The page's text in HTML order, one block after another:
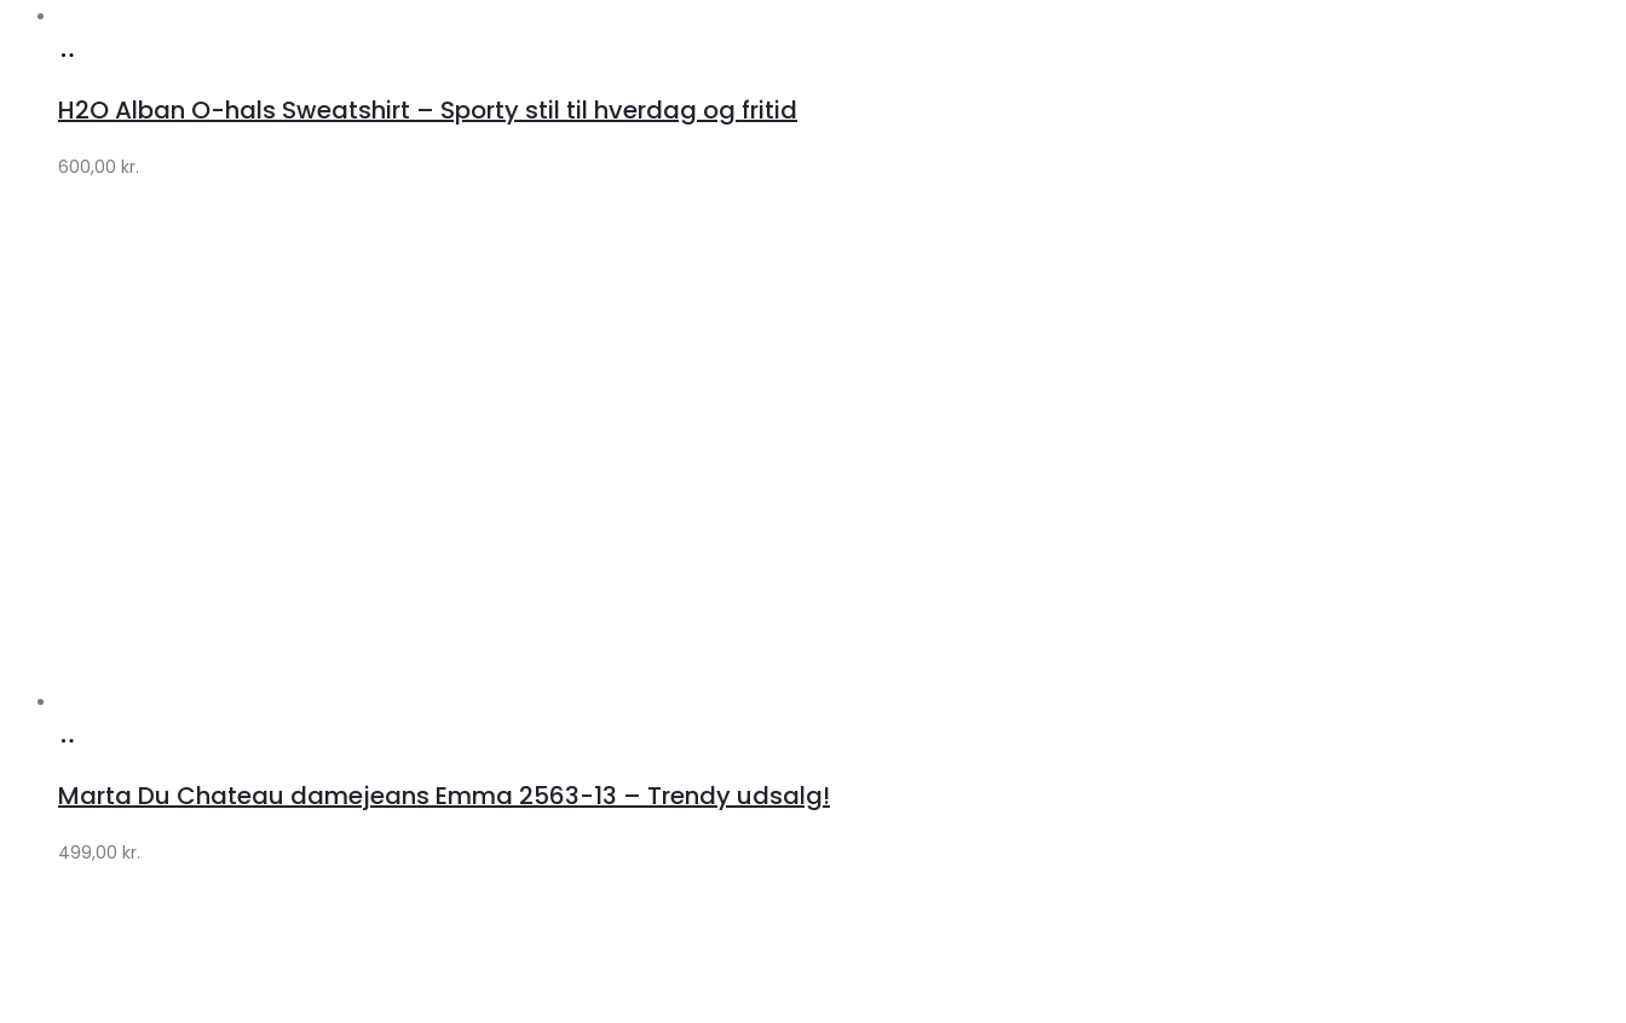
Lykke
by
H2O Alban O-hals Sweatshirt – Sporty stil til hverdag og fritid
600,00 kr.
Klædeskabet.dk
Marta Du Chateau damejeans Emma 2563-13 – Trendy udsalg!
499,00 kr.